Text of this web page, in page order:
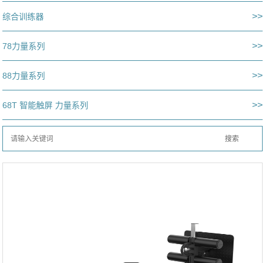
综合训练器 >>
78力量系列 >>
88力量系列 >>
68T 智能触屏 力量系列 >>